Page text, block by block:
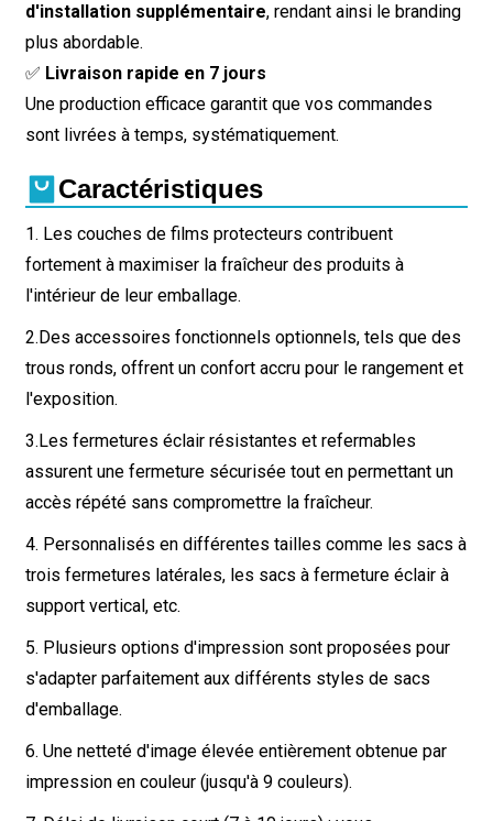
d'installation supplémentaire, rendant ainsi le branding
plus abordable.
✅ Livraison rapide en 7 jours
Une production efficace garantit que vos commandes
sont livrées à temps, systématiquement.
Caractéristiques
1. Les couches de films protecteurs contribuent
fortement à maximiser la fraîcheur des produits à
l'intérieur de leur emballage.
2. Des accessoires fonctionnels optionnels, tels que des
trous ronds, offrent un confort accru pour le rangement et
l'exposition.
3. Les fermetures éclair résistantes et refermables
assurent une fermeture sécurisée tout en permettant un
accès répété sans compromettre la fraîcheur.
4. Personnalisés en différentes tailles comme les sacs à
trois fermetures latérales, les sacs à fermeture éclair à
support vertical, etc.
5. Plusieurs options d'impression sont proposées pour
s'adapter parfaitement aux différents styles de sacs
d'emballage.
6. Une netteté d'image élevée entièrement obtenue par
impression en couleur (jusqu'à 9 couleurs).